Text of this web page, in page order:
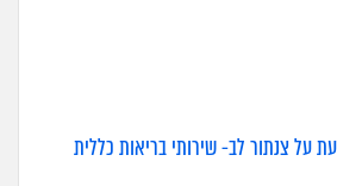
על צנתור לב- שירותי בריאות כללית